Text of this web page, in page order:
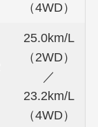
（4WD）
25.0km/L
（2WD）
／
23.2km/L
（4WD）